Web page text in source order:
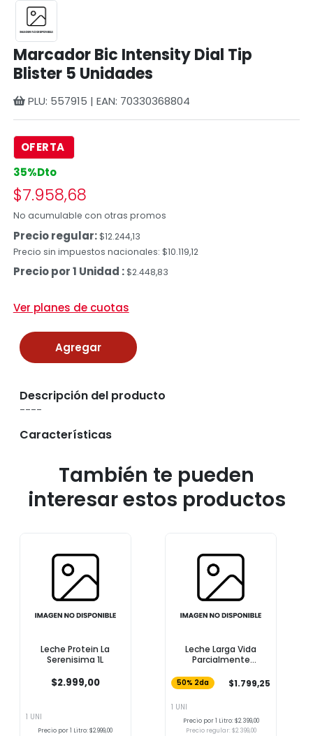
Marcador Bic Intensity Dial Tip
Blister 5 Unidades
PLU: 557915 | EAN: 70330368804
OFERTA
35%Dto
$7.958,68
No acumulable con otras promos
Precio regular:$12.244,13
Precio sin impuestos nacionales: $10.119,12
Precio por 1 Unidad : $2.448,83
Ver planes de cuotas
Agregar
Descripción del producto
----
Características
También te pueden
interesar estos productos
Leche Protein La
Serenisima 1L
$2.999,00
1 UNI
Precio por 1 Litro: $2.999,00
Leche Larga Vida
Parcialmente
50% 2da $1.799,25
1 UNI
Precio por 1 Litro: $2.399,00
Precio regular: $2.399,00